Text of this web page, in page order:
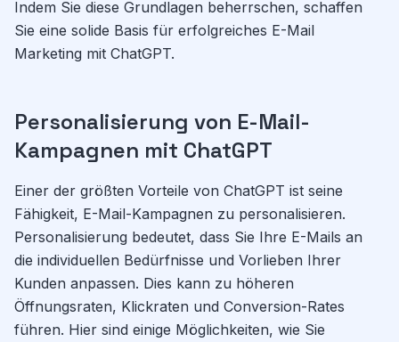
Indem Sie diese Grundlagen beherrschen, schaffen
Sie eine solide Basis für erfolgreiches E-Mail
Marketing mit ChatGPT.
Personalisierung von E-Mail-
Kampagnen mit ChatGPT
Einer der größten Vorteile von ChatGPT ist seine
Fähigkeit, E-Mail-Kampagnen zu personalisieren.
Personalisierung bedeutet, dass Sie Ihre E-Mails an
die individuellen Bedürfnisse und Vorlieben Ihrer
Kunden anpassen. Dies kann zu höheren
Öffnungsraten, Klickraten und Conversion-Rates
führen. Hier sind einige Möglichkeiten, wie Sie